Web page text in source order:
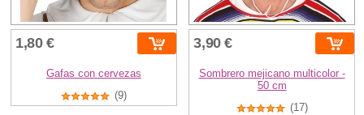
1,80 €
Gafas con cervezas
(9)
3,90 €
Sombrero mejicano multicolor -
50 cm
(17)